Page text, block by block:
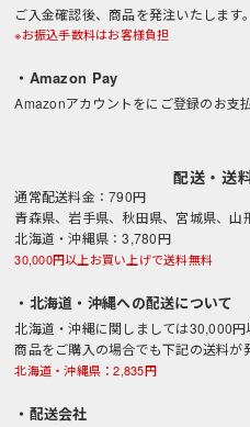
ご入金確認後、商品を発注いたします。
※お振込手数料はお客様負担
・Amazon Pay
Amazonアカウントをにご登録のお支
配送・送
通常配送料金：790円
青森県、岩手県、秋田県、宮城県、山
北海道・沖縄県：3,780円
30,000円以上お買い上げで送料無料
・北海道・沖縄への配送について
北海道・沖縄に関しましては30,000
商品をご購入の場合でも下記の送料が
北海道・沖縄県：2,835円
・配送会社